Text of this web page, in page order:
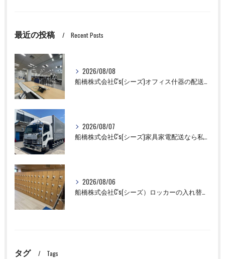
最近の投稿 Recent Posts
2026/08/08
船橋株式会社C's(シーズ)オフィス什器の配送設置作業ならお任せください！
2026/08/07
船橋株式会社C's(シーズ)家具家電配送なら私たちにお任せください！
2026/08/06
船橋株式会社C's(シーズ）ロッカーの入れ替え作業も全国対応お任せ下さい！
タグ Tags